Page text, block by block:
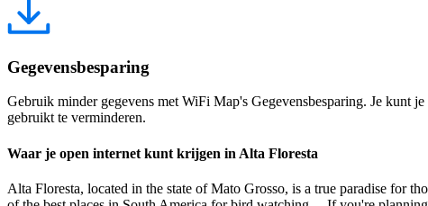
Gegevensbesparing
Gebruik minder gegevens met WiFi Map's Gegevensbesparing. Je kunt
gebruikt te verminderen.
Waar je open internet kunt krijgen in Alta Floresta
Alta Floresta, located in the state of Mato Grosso, is a true paradise for